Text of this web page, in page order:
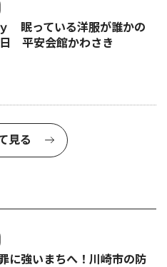
眠っている洋服が誰かの
平安会館かわさき
見る
に強いまちへ！川崎市の防